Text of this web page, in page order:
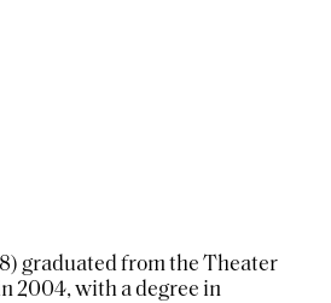
graduated from the Theater
2004, with a degree in